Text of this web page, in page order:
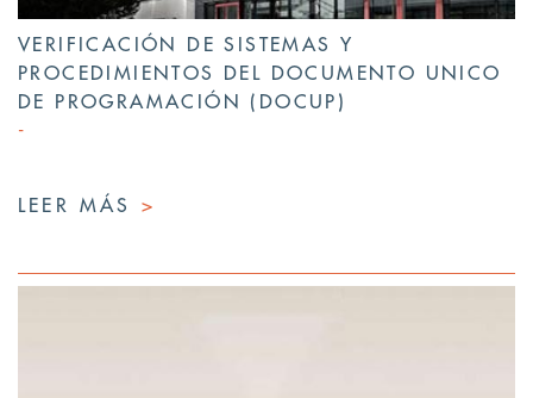
VERIFICACIÓN DE SISTEMAS Y
PROCEDIMIENTOS DEL DOCUMENTO UNICO
DE PROGRAMACIÓN (DOCUP)
LEER MÁS >